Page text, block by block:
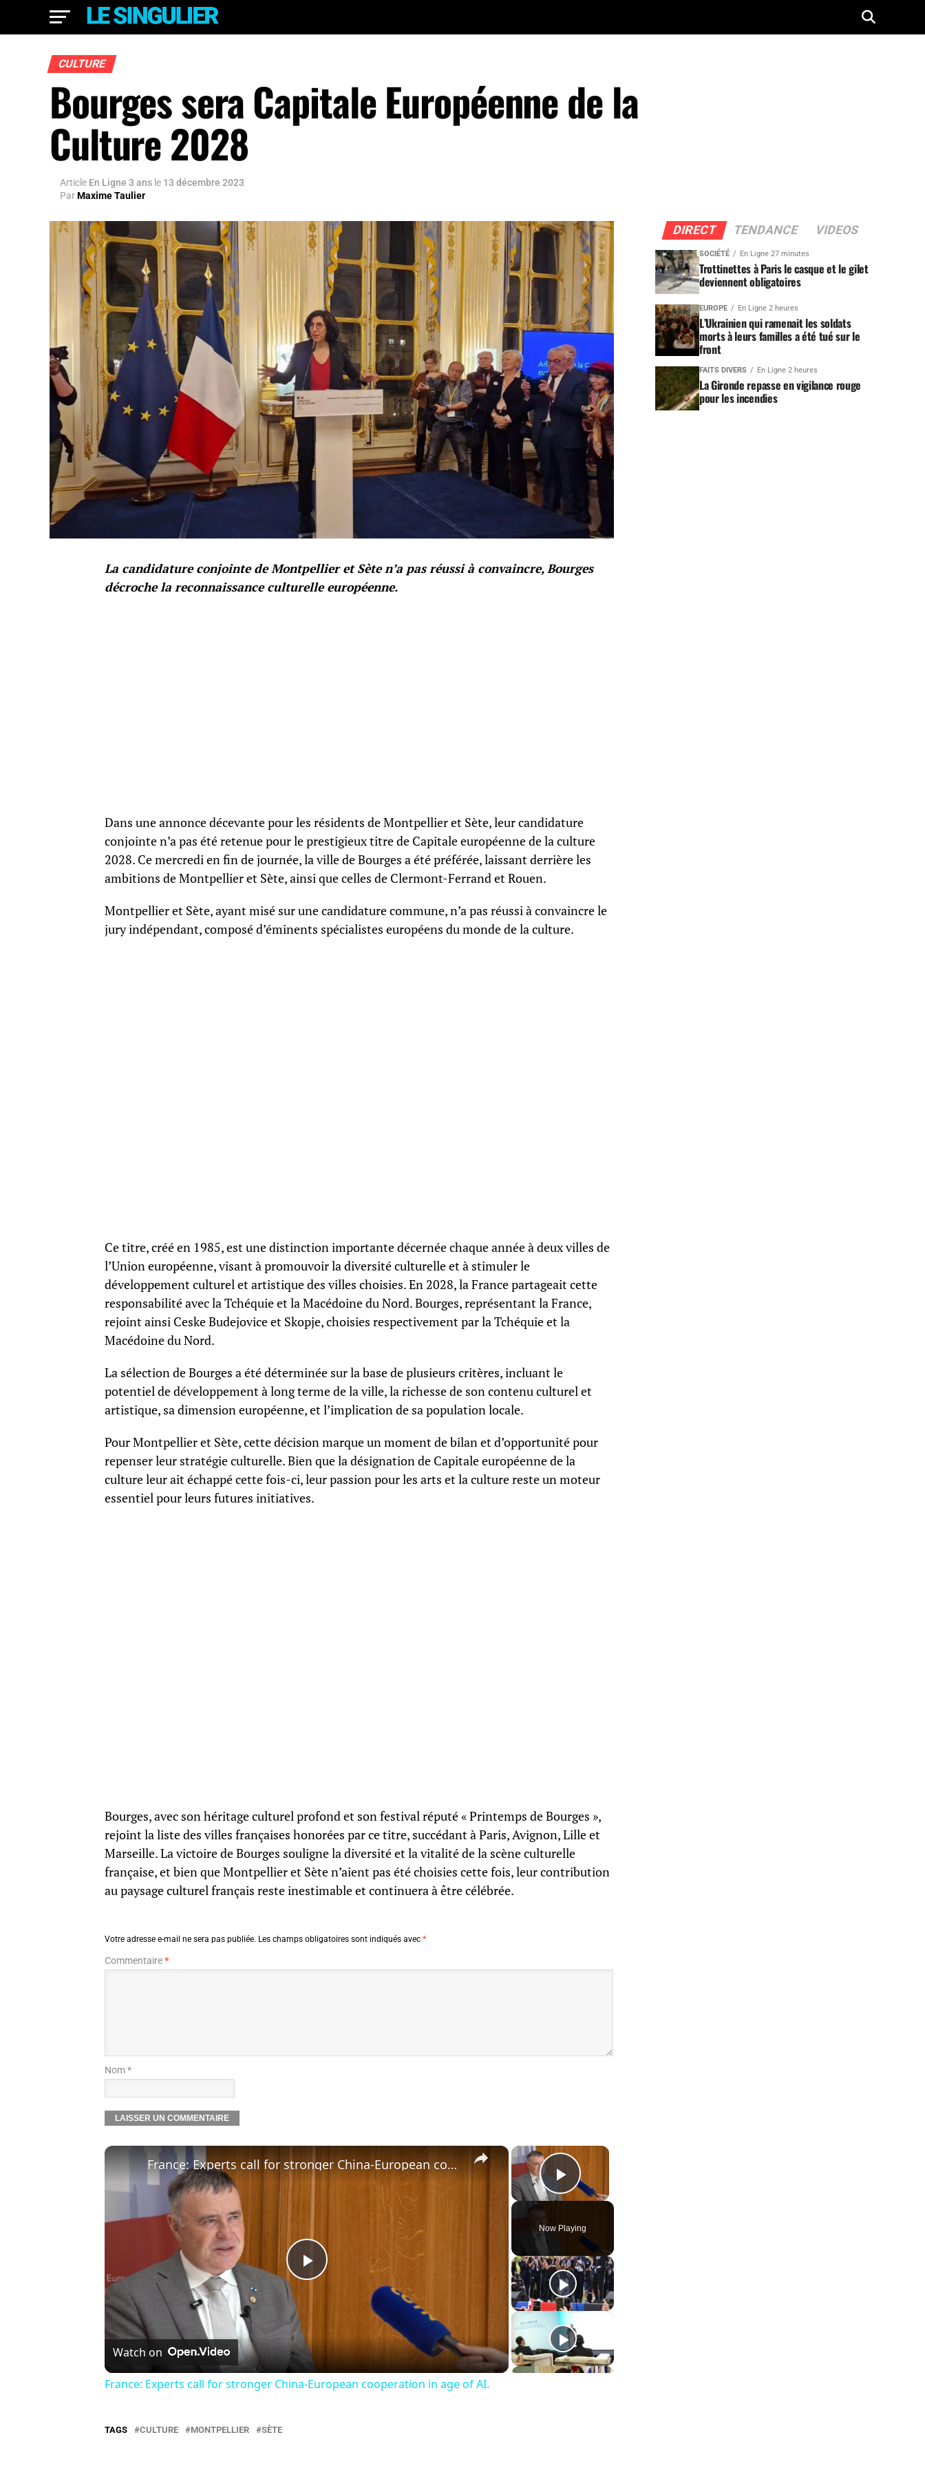
CULTURE
Bourges sera Capitale Européenne de la
Culture 2028
Article En Ligne 3 ans le 13 décembre 2023
ParMaxime Taulier
La candidature conjointe de Montpellier et Sète n’a pas réussi à convaincre, Bourges
décroche la reconnaissance culturelle européenne.
Dans une annonce décevante pour les résidents de Montpellier et Sète, leur candidature
conjointe n’a pas été retenue pour le prestigieux titre de Capitale européenne de la culture
2028. Ce mercredi en fin de journée, la ville de Bourges a été préférée, laissant derrière les
ambitions de Montpellier et Sète, ainsi que celles de Clermont-Ferrand et Rouen.
Montpellier et Sète, ayant misé sur une candidature commune, n’a pas réussi à convaincre le
jury indépendant, composé d’éminents spécialistes européens du monde de la culture.
Ce titre, créé en 1985, est une distinction importante décernée chaque année à deux villes de
l’Union européenne, visant à promouvoir la diversité culturelle et à stimuler le
développement culturel et artistique des villes choisies. En 2028, la France partageait cette
responsabilité avec la Tchéquie et la Macédoine du Nord. Bourges, représentant la France,
rejoint ainsi Ceske Budejovice et Skopje, choisies respectivement par la Tchéquie et la
Macédoine du Nord.
La sélection de Bourges a été déterminée sur la base de plusieurs critères, incluant le
potentiel de développement à long terme de la ville, la richesse de son contenu culturel et
artistique, sa dimension européenne, et l’implication de sa population locale.
Pour Montpellier et Sète, cette décision marque un moment de bilan et d’opportunité pour
repenser leur stratégie culturelle. Bien que la désignation de Capitale européenne de la
culture leur ait échappé cette fois-ci, leur passion pour les arts et la culture reste un moteur
essentiel pour leurs futures initiatives.
Bourges, avec son héritage culturel profond et son festival réputé « Printemps de Bourges »,
rejoint la liste des villes françaises honorées par ce titre, succédant à Paris, Avignon, Lille et
Marseille. La victoire de Bourges souligne la diversité et la vitalité de la scène culturelle
française, et bien que Montpellier et Sète n’aient pas été choisies cette fois, leur contribution
au paysage culturel français reste inestimable et continuera à être célébrée.
Votre adresse e-mail ne sera pas publiée. Les champs obligatoires sont indiqués avec *
Commentaire*
Nom *
×
Play Video
Now Playing
×
Play
France: Experts call for stronger China-European cooperation in age of AI.
Watch on
France: Experts call for stronger China-European cooperation in age of AI.
TAGS CULTURE MONTPELLIER SÈTE
DIRECT TENDANCE VIDEOS
SOCIÉTÉ En Ligne 27 minutes
Trottinettes à Paris le casque et le gilet
deviennent obligatoires
EUROPE En Ligne 2 heures
L’Ukrainien qui ramenait les soldats
morts à leurs familles a été tué sur le
front
FAITS DIVERS En Ligne 2 heures
La Gironde repasse en vigilance rouge
pour les incendies